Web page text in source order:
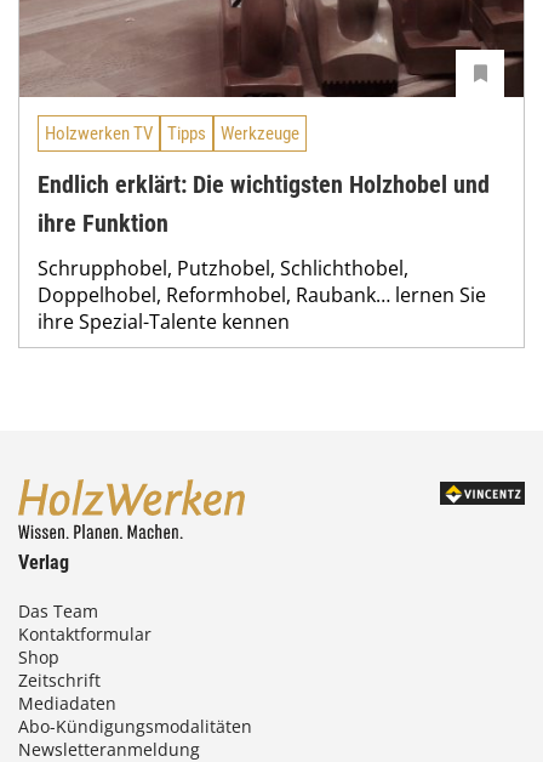
Holzwerken TV Tipps Werkzeuge
Endlich erklärt: Die wichtigsten Holzhobel und
ihre Funktion
Schrupphobel, Putzhobel, Schlichthobel,
Doppelhobel, Reformhobel, Raubank… lernen Sie
ihre Spezial-Talente kennen
Verlag
Das Team
Kontaktformular
Shop
Zeitschrift
Mediadaten
Abo-Kündigungsmodalitäten
Newsletteranmeldung